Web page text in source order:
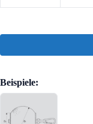
Beispiele: